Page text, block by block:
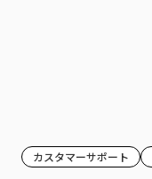
カスタマーサポート